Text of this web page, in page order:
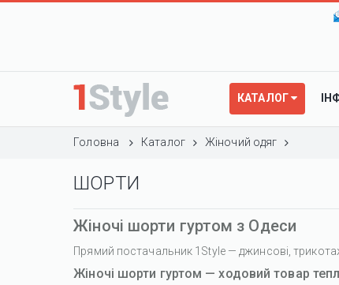
КАТАЛОГ
Головна Каталог Жіночий одяг
ШОРТИ
Жіночі шорти гуртом з Одеси
Прямий постачальник 1Style — джинсові,
Жіночі шорти гуртом — ходовий товар